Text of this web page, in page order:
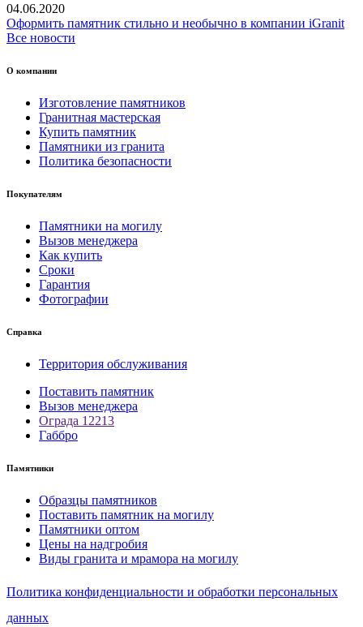
04.06.2020
Оформить памятник стильно и необычно в компании iGranit
Все новости
О компании
Изготовление памятников
Гранитная мастерская
Купить памятник
Памятники из гранита
Политика безопасности
Покупателям
Памятники на могилу
Вызов менеджера
Как купить
Сроки
Гарантия
Фотографии
Справка
Территория обслуживания
Поставить памятник
Вызов менеджера
Ограда 12213
Габбро
Памятники
Образцы памятников
Поставить памятник на могилу
Памятники оптом
Цены на надгробия
Виды гранита и мрамора на могилу
Политика конфиденциальности и обработки персональных
данных